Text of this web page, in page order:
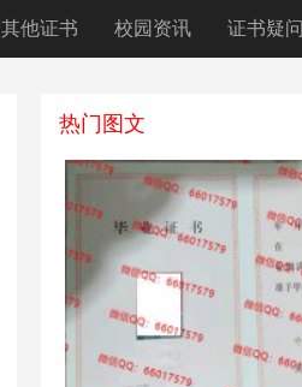
其他证书 校园资讯 证书疑问
热门图文